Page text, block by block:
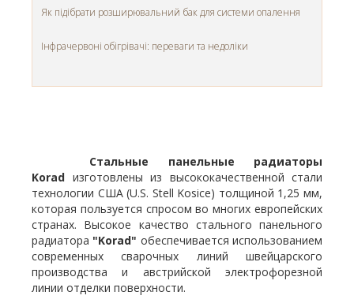
Як підібрати розширювальний бак для системи опалення
Інфрачервоні обігрівачі: переваги та недоліки
Стальные панельные радиаторы
Korad изготовлены из высококачественной стали
технологии США (U.S. Stell Kosice) толщиной 1,25 мм,
которая пользуется спросом во многих европейских
странах. Высокое качество стального панельного
радиатора "Korad" обеспечивается использованием
современных сварочных линий швейцарского
производства и австрийской электрофорезной
линии отделки поверхности.